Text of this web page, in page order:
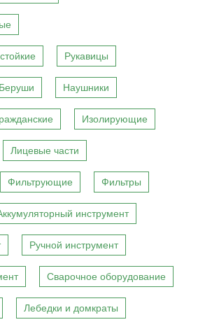
Рукавицы
Беруши Наушники
Изолирующие
Лицевые части
Фильтрующие Фильтры
инструмент
Ручной инструмент
Сварочное оборудование
Лебедки и домкраты